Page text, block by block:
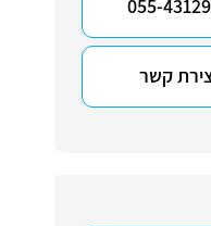
055-
קשר